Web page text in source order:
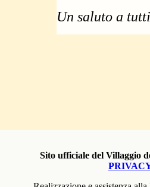
Un saluto a
Sito ufficiale del Villaggio